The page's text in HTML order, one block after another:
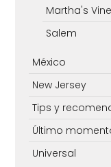
Martha's
Salem
México
New Jersey
Tips y
Último
Universal